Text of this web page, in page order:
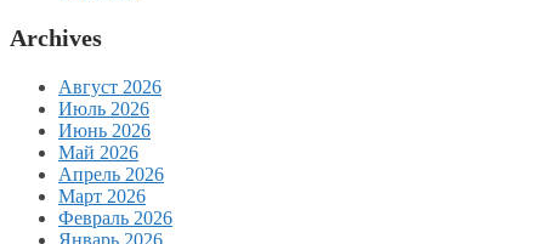
Archives
Август 2026
Июль 2026
Июнь 2026
Май 2026
Апрель 2026
Март 2026
Февраль 2026
Январь 2026